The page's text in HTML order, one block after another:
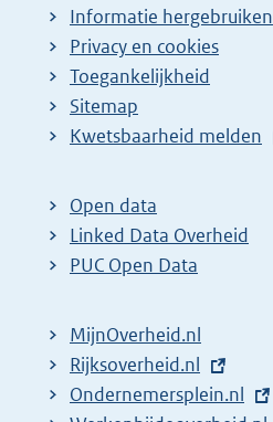
Informatie hergebruiken
Privacy en cookies
Toegankelijkheid
Sitemap
E
t
e
r
l
i
n
Kwetsbaarheid melden
Open data
Linked Data Overheid
PUC Open Data
MijnOverheid.nl
E
x
Rijksoverheid.nl
E
Ondernemersplein.nl